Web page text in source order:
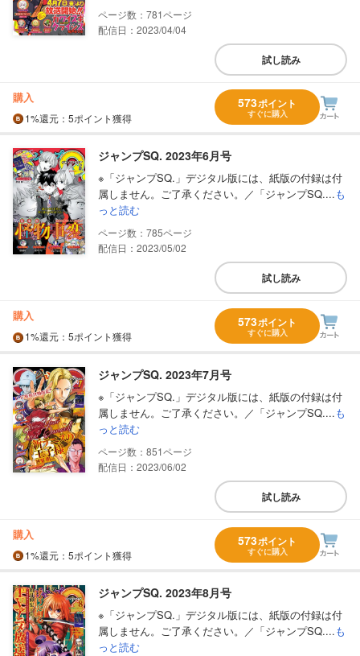
781
配信日：2023/04/04
試し読み
購入
1%還元 ：5ポイント獲得
573ポイント
すぐに購入
ジャンプSQ. 2023年6月号
※「ジャンプSQ.」デジタル版には、紙版の付録は付
属しません。ご了承ください。／「ジャンプSQ....も
っと読む
785
配信日：2023/05/02
試し読み
購入
1%還元 ：5ポイント獲得
573ポイント
すぐに購入
ジャンプSQ. 2023年7月号
※「ジャンプSQ.」デジタル版には、紙版の付録は付
属しません。ご了承ください。／「ジャンプSQ....も
っと読む
851
配信日：2023/06/02
試し読み
購入
1%還元 ：5ポイント獲得
573ポイント
すぐに購入
ジャンプSQ. 2023年8月号
※「ジャンプSQ.」デジタル版には、紙版の付録は付
属しません。ご了承ください。／「ジャンプSQ....も
っと読む